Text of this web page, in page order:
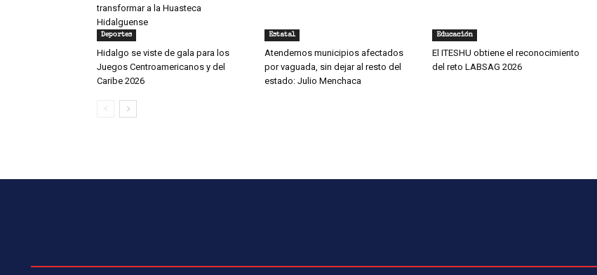
transformar a la Huasteca
Hidalguense
Deportes
Hidalgo se viste de gala para los
Juegos Centroamericanos y del
Caribe 2026
Estatal
Atendemos municipios afectados
por vaguada, sin dejar al resto del
estado: Julio Menchaca
Educación
El ITESHU obtiene el reconocimiento
del reto LABSAG 2026